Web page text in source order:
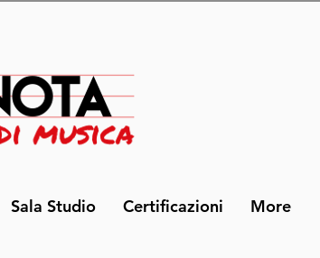
Sala Studio Certificazioni More